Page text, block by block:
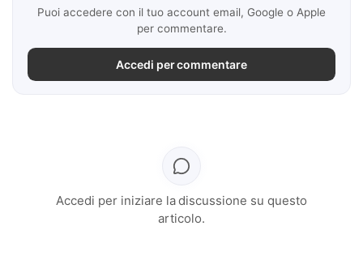
Puoi accedere con il tuo account email, Google o Apple
per commentare.
Accedi per commentare
Accedi per iniziare la discussione su questo
articolo.